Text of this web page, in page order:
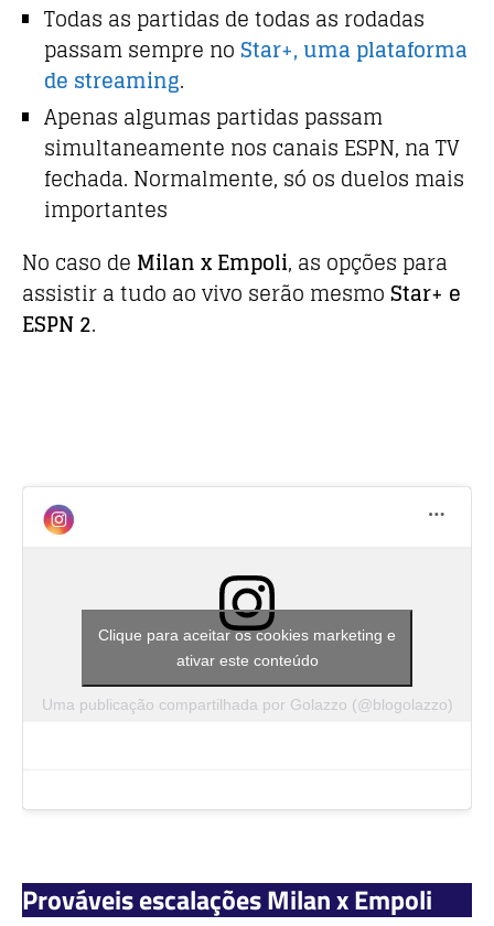
Todas as partidas de todas as rodadas
passam sempre noStar+, uma plataforma
de streaming.
Apenas algumas partidas passam
simultaneamente nos canais ESPN, na TV
fechada. Normalmente, só os duelos mais
importantes
No caso de Milan x Empoli, as opções para
assistir a tudo ao vivo serão mesmoStar+ e
ESPN 2.
Uma publicação compartilhada por Golazzo (@blogolazzo)
Clique para aceitar os cookies marketing e
ativar este conteúdo
Prováveis escalações Milan x Empoli